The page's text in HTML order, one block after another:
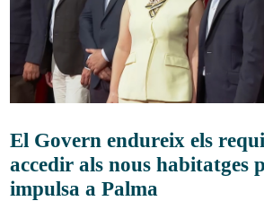
El Govern endureix els
accedir als nous habitatges
impulsa a Palma